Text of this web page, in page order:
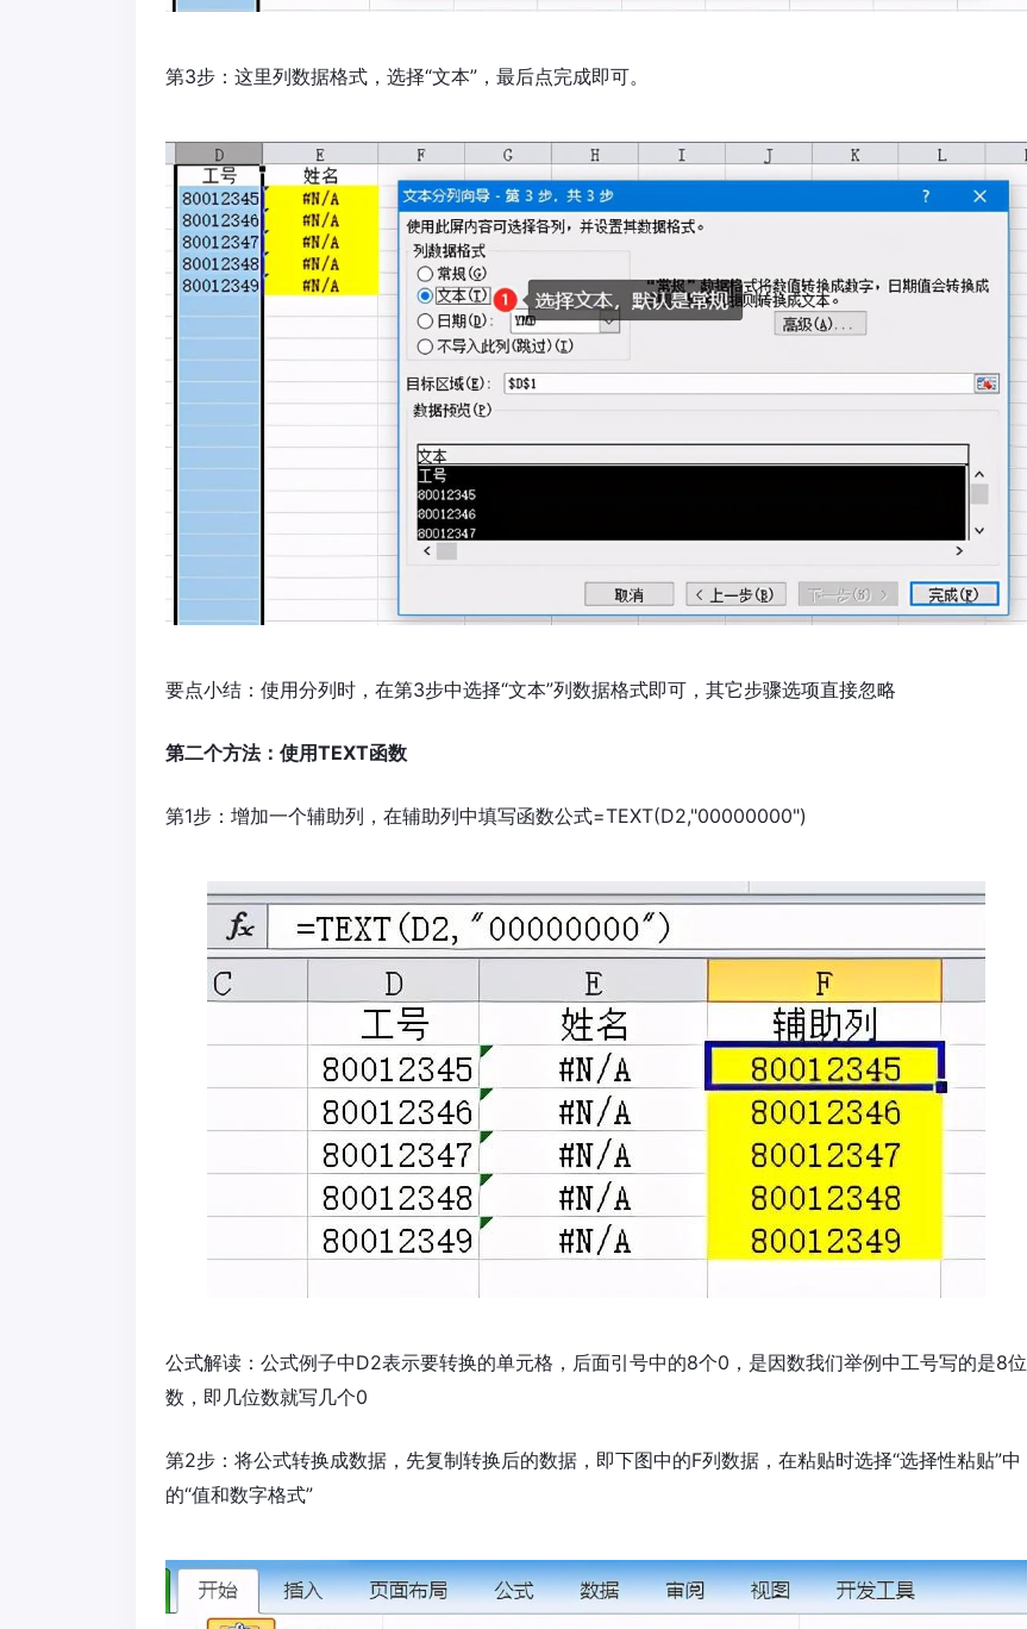
第3步：这里列数据格式，选择“文本”，最后点完成即可。
要点小结：使用分列时，在第3步中选择“文本”列数据格式即可，其它步骤选项直接忽略
第二个方法：使用TEXT函数
第1步：增加一个辅助列，在辅助列中填写函数公式=TEXT(D2,"00000000")
公式解读：公式例子中D2表示要转换的单元格，后面引号中的8个0，是因数我们举例中工号写的是8位
数，即几位数就写几个0
第2步：将公式转换成数据，先复制转换后的数据，即下图中的F列数据，在粘贴时选择“选择性粘贴”中
的“值和数字格式”